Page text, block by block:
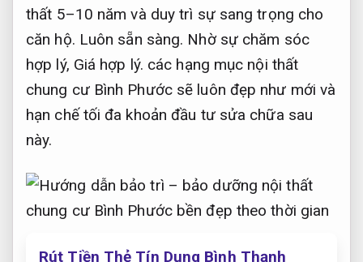
thất 5–10 năm và duy trì sự sang trọng cho
căn hộ. Luôn sẵn sàng. Nhờ sự chăm sóc
hợp lý, Giá hợp lý. các hạng mục nội thất
chung cư Bình Phước sẽ luôn đẹp như mới và
hạn chế tối đa khoản đầu tư sửa chữa sau
này.
Rút Tiền Thẻ Tín Dụng Bình Thạnh